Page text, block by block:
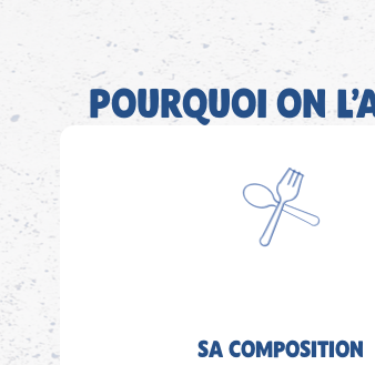
POURQUOI ON
SA COMPOSITION